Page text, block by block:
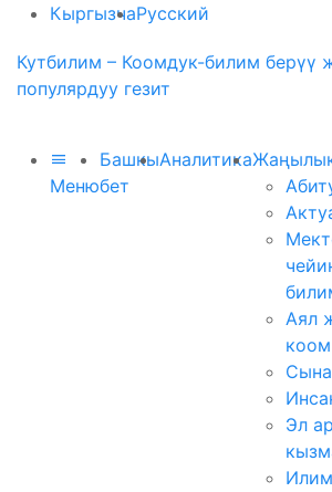
КыргызчаРусский
Кутбилим – Коомдук-билим берүү
популярдуу гезит
Меню
Башкы
бет
Аналитика
Аял
коом
Эл